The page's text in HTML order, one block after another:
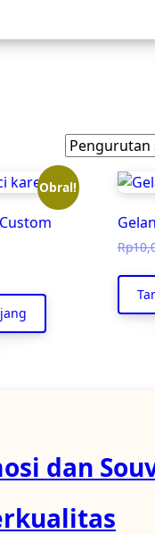
Obral!
Rp
dan